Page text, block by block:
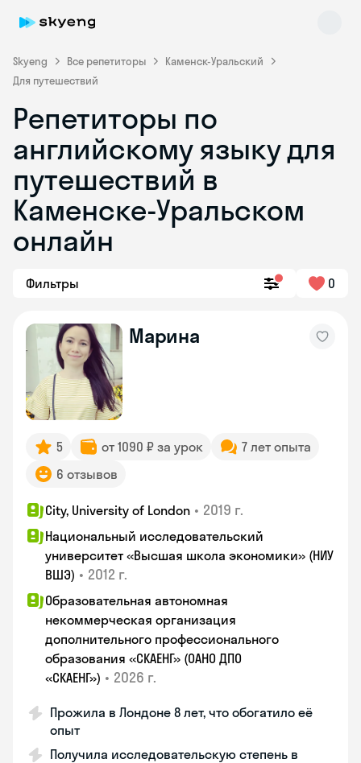
Skyeng Все репетиторы
Каменск-Уральский
Для путешествий
Репетиторы по
английскому языку для
путешествий в
Каменске-Уральском
онлайн
Фильтры 0
Марина
5 от 1090 ₽ за урок
7 лет опыта
6 отзывов
City, University of London • 2019 г.
Национальный исследовательский
университет «Высшая школа экономики» (НИУ
ВШЭ) • 2012 г.
Образовательная автономная
некоммерческая организация
дополнительного профессионального
образования «СКАЕНГ» (ОАНО ДПО
«СКАЕНГ») • 2026 г.
Прожила в Лондоне 8 лет, что обогатило её
опыт
Получила исследовательскую степень в
Skyeng Chat